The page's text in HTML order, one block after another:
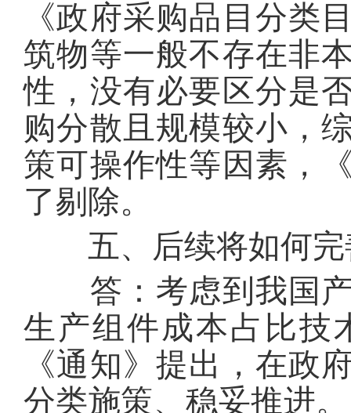
《政府采购品目分类
筑物等一般不存在非
性，没有必要区分是
购分散且规模较小，
策可操作性等因素，
了剔除。
五、后续将如何完
答：考虑到我国产
生产组件成本占比技
《通知》提出，在政
分类施策、稳妥推进